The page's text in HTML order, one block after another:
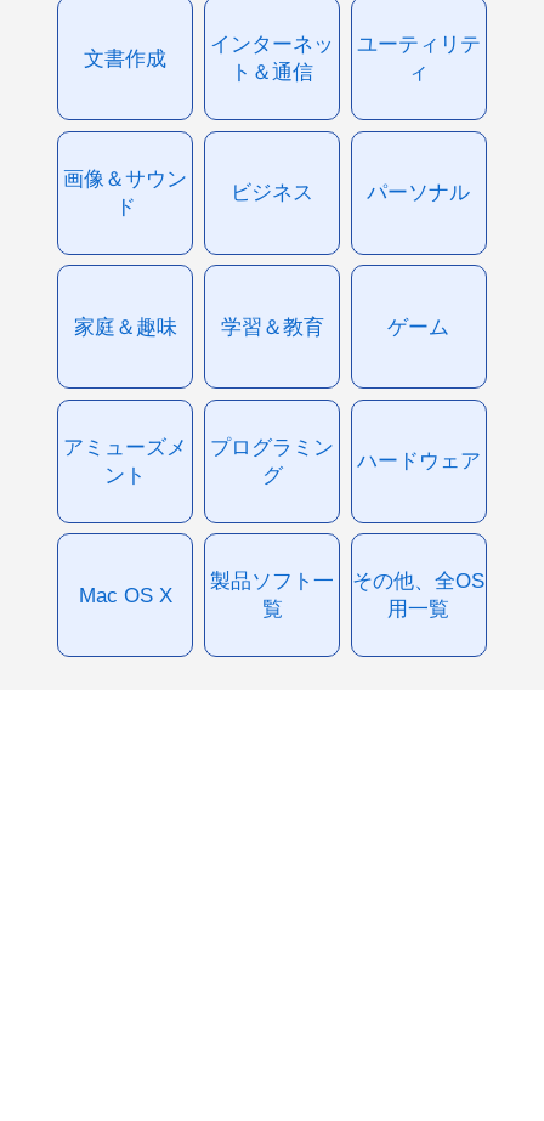
文書作成
インターネッ
ト＆通信
ユーティリテ
ィ
画像＆サウン
ド
ビジネス パーソナル
家庭＆趣味 学習＆教育 ゲーム
アミューズメ
ント
プログラミン
グ
ハードウェア
Mac OS X
製品ソフト一
覧
その他、全OS
用一覧